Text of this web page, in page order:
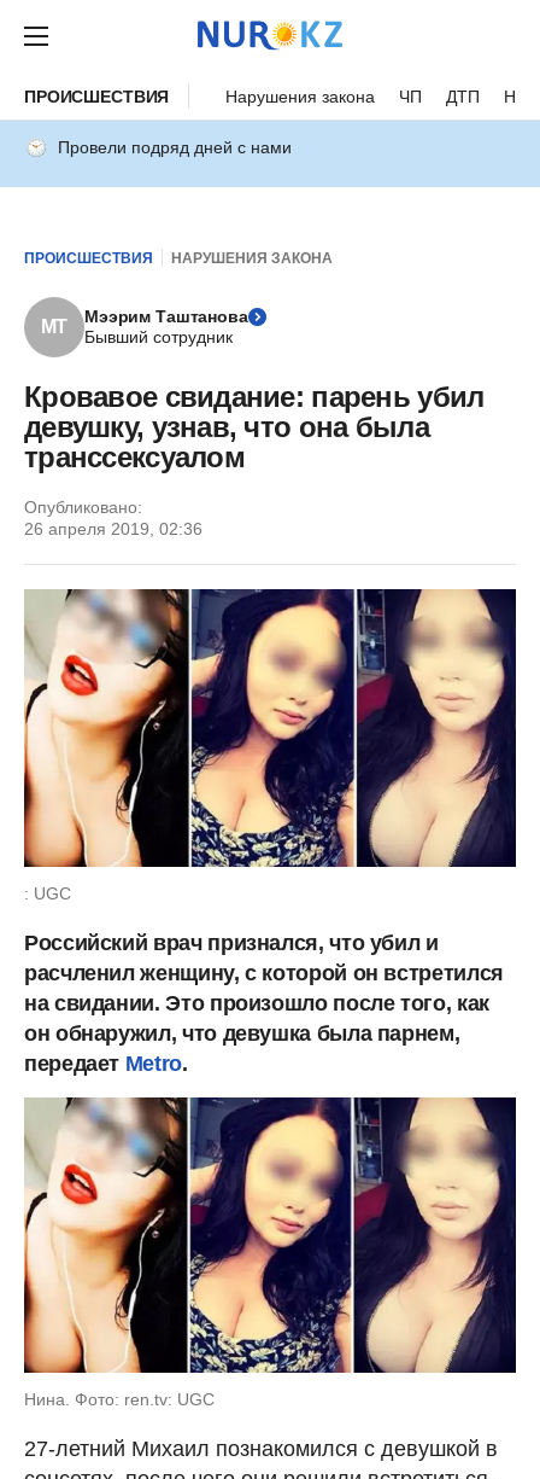
ПРОИСШЕСТВИЯ Нарушения закона ЧП ДТП
Провели подряд дней с нами
ПРОИСШЕСТВИЯ НАРУШЕНИЯ ЗАКОНА
МТ
Мээрим Таштанова
Бывший сотрудник
Кровавое свидание: парень убил
девушку, узнав, что она была
транссексуалом
Опубликовано:
26 апреля 2019, 02:36
: UGC
Российский врач признался, что убил и
расчленил женщину, с которой он встретился
на свидании. Это произошло после того, как
он обнаружил, что девушка была парнем,
передает Metro.
Нина. Фото: ren.tv: UGC
27-летний Михаил познакомился с девушкой в